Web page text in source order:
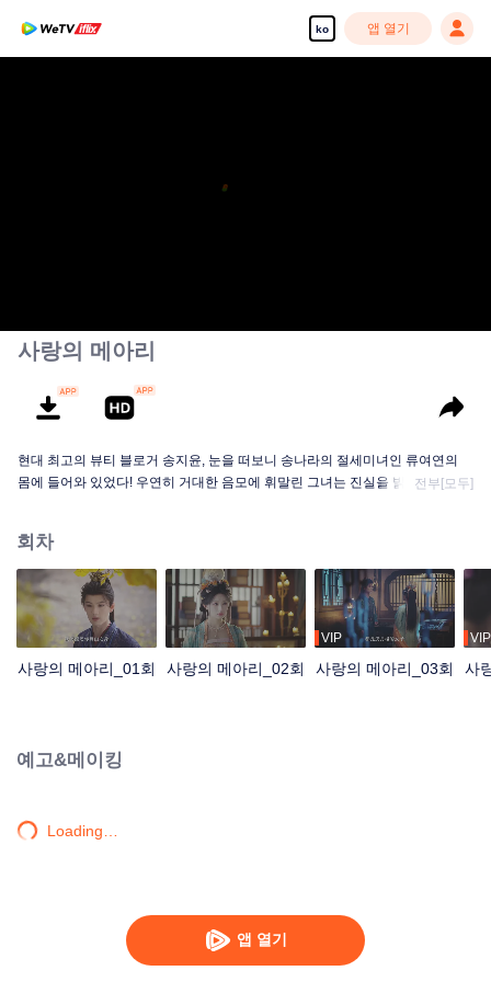
ko 앱 열기
앱 열기
사랑의 메아리
현대 최고의 뷰티 블로거 송지윤, 눈을 떠보니 송나라의 절세미녀인 류여연의
몸에 들어와 있었다! 우연히 거대한 음모에 휘말린 그녀는 진실을 밝히기 위해
전부[모두]
회차
사랑의 메아리_01회 사랑의 메아리_02회
VIP
사랑의 메아리_03회
VIP
사
예고&메이킹
Loading…